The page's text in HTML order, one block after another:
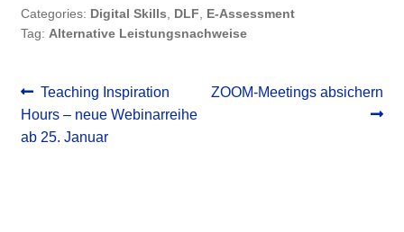
Categories: Digital Skills DLF
E-Assessment
Tag: Alternative Leistungsnachweise
Post
navigation
Previous
post:
Teaching Inspiration
Hours – neue Webinarreihe
ab 25. Januar
Next
ZOOM-Meetings absichern